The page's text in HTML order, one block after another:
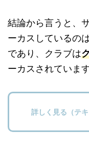
結論から言うと、
ーカスしているの
であり、クラブは
ーカスされています
詳しく見る（テ